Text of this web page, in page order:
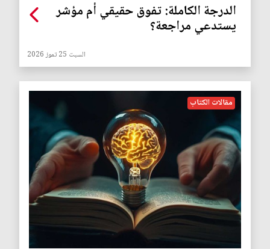
الدرجة الكاملة: تفوق حقيقي أم مؤشر
يستدعي مراجعة؟
السبت 25 تموز 2026
مقالات الكتاب